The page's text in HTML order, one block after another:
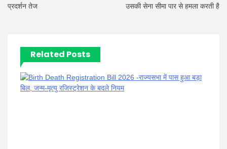
प्रदर्शन तेज
उसकी सेना सीमा पार से हमला करती है
Related Posts